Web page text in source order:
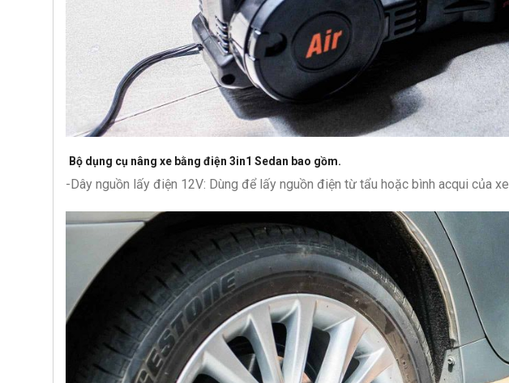
Bộ dụng cụ nâng xe bằng điện 3in1 Sedan bao gồm.
-Dây nguồn lấy điện 12V: Dùng để lấy nguồn điện từ tẩu hoặc bình acqui của xe